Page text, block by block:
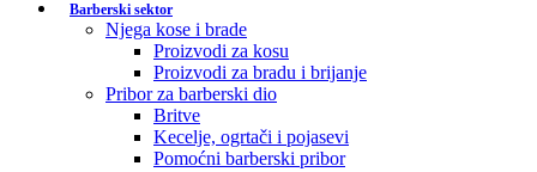
Barberski sektor
Njega kose i brade
Proizvodi za kosu
Proizvodi za bradu i brijanje
Pribor za barberski dio
Britve
Kecelje, ogrtači i pojasevi
Pomoćni barberski pribor